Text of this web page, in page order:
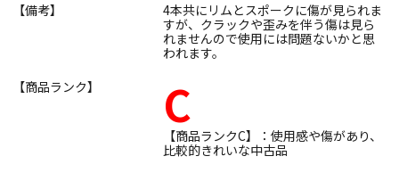
【備考】
4本共にリムとスポークに傷が見られま
すが、クラックや歪みを伴う傷は見ら
れませんので使用には問題ないかと思
われます。
【商品ランク】
C
【商品ランクC】：使用感や傷があり、
比較的きれいな中古品